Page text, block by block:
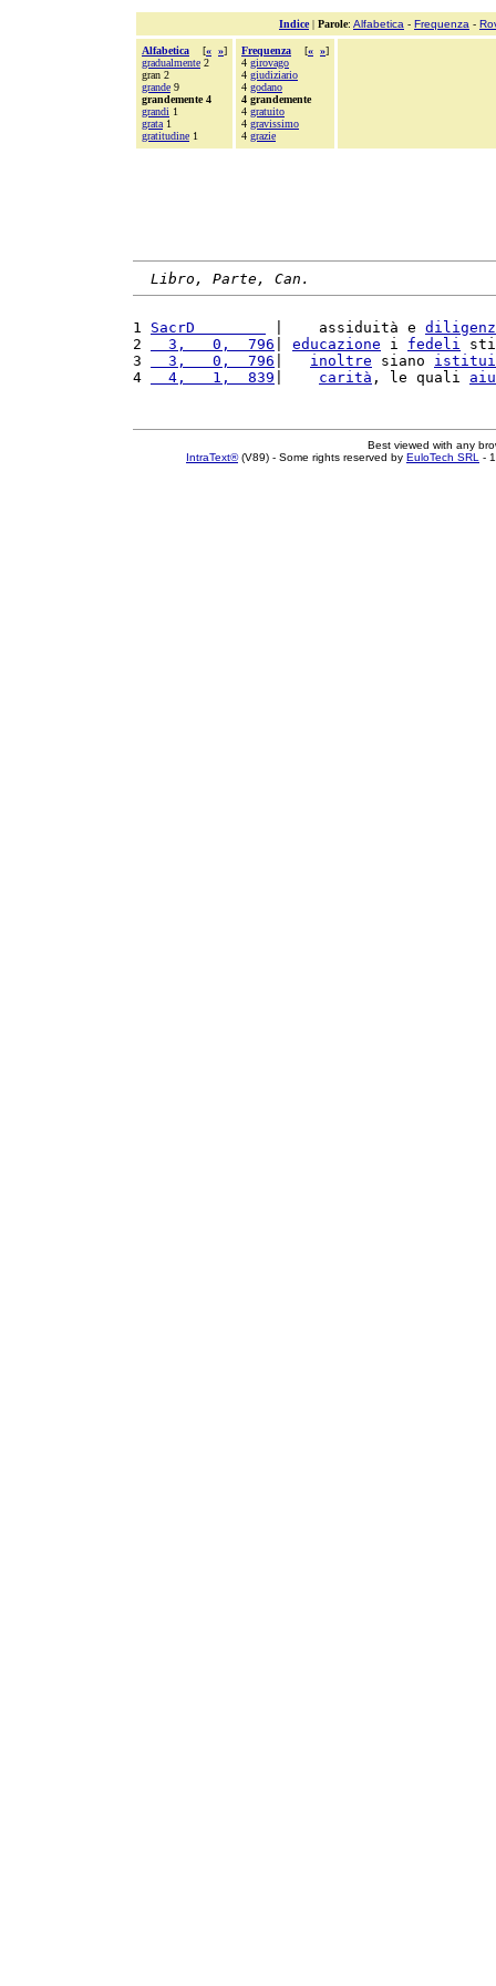
Indice| Parole: Alfabetica - Frequenza -
Alfabetica [« »]
gradualmente 2
gran 2
grande 9
grandemente 4
grandi 1
grata 1
gratitudine 1
Frequenza [« »]
4 girovago
4 giudiziario
4 godano
4 grandemente
4 gratuito
4 gravissimo
4 grazie
Libro, Parte, Can.
1 SacrD |    assiduità e
2
  3,   0,  796
educazione i fedeli
3
  3,   0,  796
inoltre siano
4
  4,   1,  839
carità , le quali
Best viewed with any
IntraText®(V89) - Some rights reserved by EuloTech SRL -